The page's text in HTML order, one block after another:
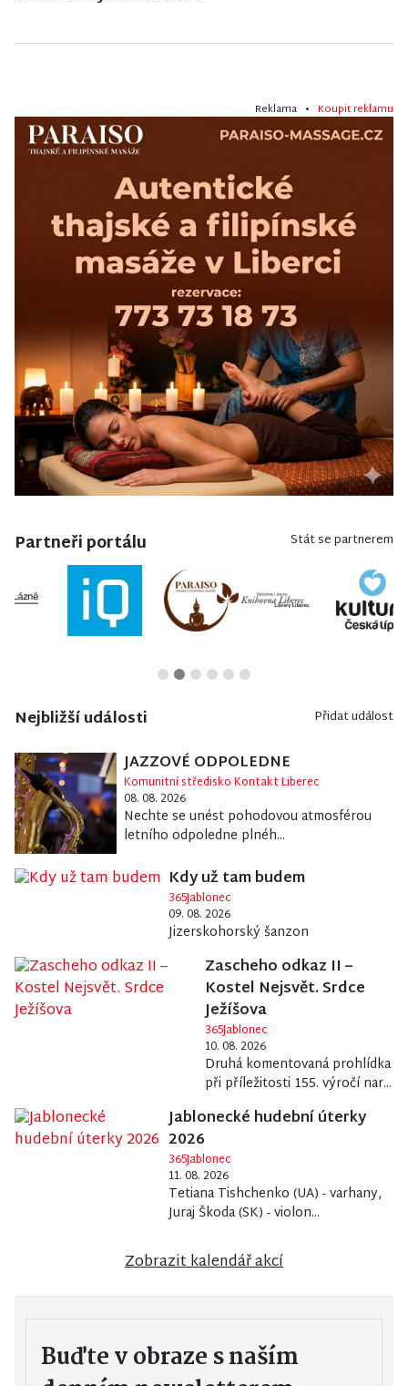
Reklama • Koupit reklamu
Partneři portálu Stát se partnerem
Nejbližší události Přidat událost
JAZZOVÉ ODPOLEDNE
Komunitní středisko Kontakt Liberec
08. 08. 2026
Nechte se unést pohodovou atmosférou
letního odpoledne plnéh...
Kdy už tam budem
365Jablonec
09. 08. 2026
Jizerskohorský šanzon
Zascheho odkaz II –
Kostel Nejsvět. Srdce
Ježíšova
365Jablonec
10. 08. 2026
Druhá komentovaná prohlídka
při příležitosti 155. výročí nar...
Jablonecké hudební úterky
2026
365Jablonec
11. 08. 2026
Tetiana Tishchenko (UA) - varhany,
Juraj Škoda (SK) - violon...
Zobrazit kalendář akcí
Buďte v obraze s naším